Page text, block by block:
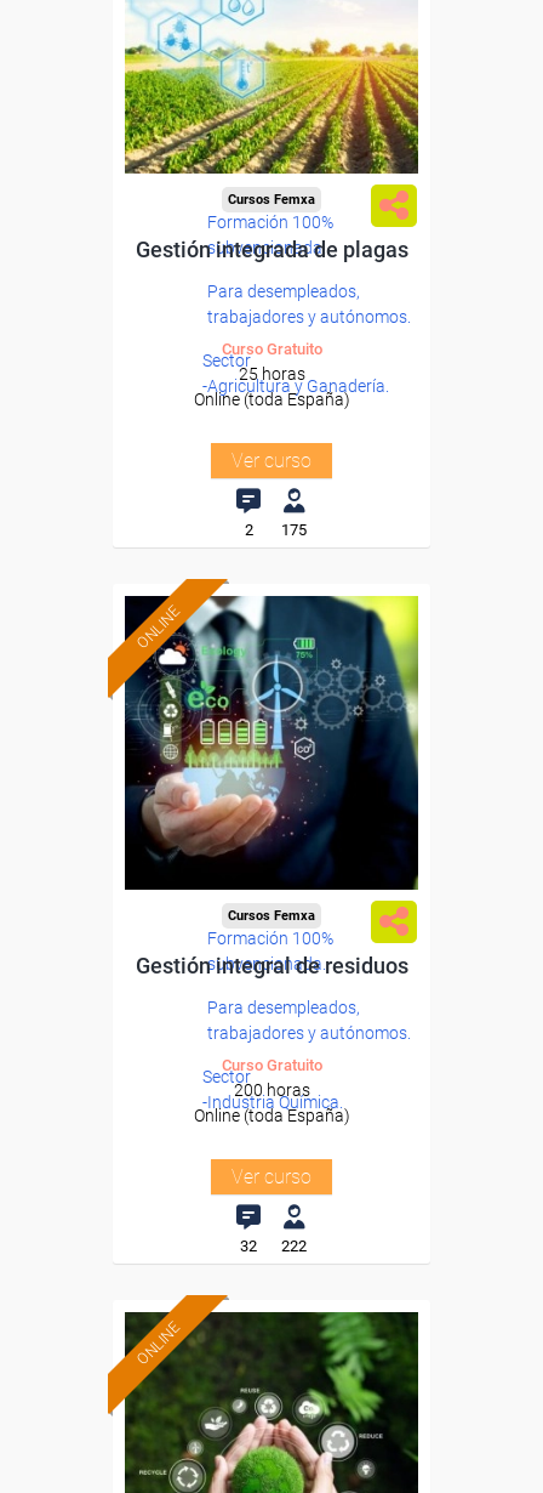
Formación 100%
subvencionada.
Para desempleados,
trabajadores y autónomos.
Sector
-Agricultura y Ganadería.
Cursos Femxa
Gestión integrada de plagas
Curso Gratuito
25 horas
Online (toda España)
Ver curso
2 175
ONLINE
Formación 100%
subvencionada.
Para desempleados,
trabajadores y autónomos.
Sector
-Industria Química.
Cursos Femxa
Gestión integral de residuos
Curso Gratuito
200 horas
Online (toda España)
Ver curso
32 222
ONLINE